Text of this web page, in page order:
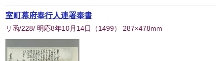
室町幕府奉行人連署奉書
リ函/228/ 明応8年10月14日 （1499） 287×478mm